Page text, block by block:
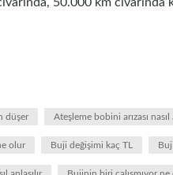
düşer Ateşleme bobini arızası nasıl
olur Buji değişimi kaç TL